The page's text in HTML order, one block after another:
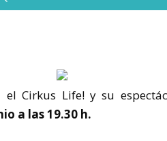
el Cirkus Life! y su
a las 19.30 h.